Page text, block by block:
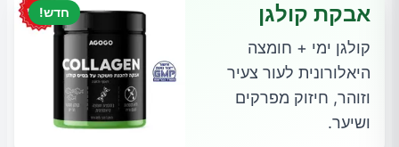
חדש! אבקת קולגן
קולגן ימי + חומצה
היאלורונית לעור צעיר
וזוהר, חיזוק מפרקים
ושיער.